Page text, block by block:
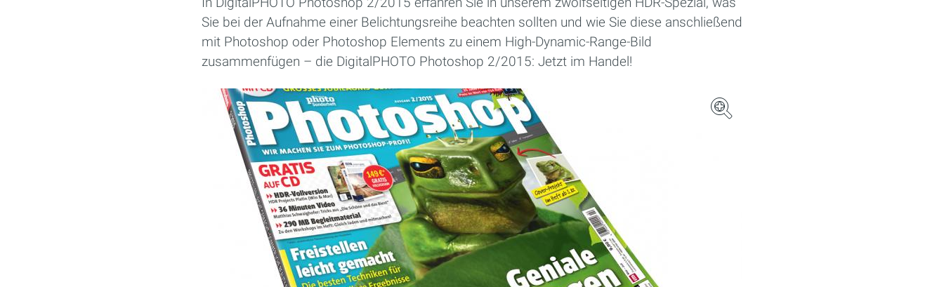
Sie bei der Aufnahme einer Belichtungsreihe beachten sollten und wie Sie diese anschließend
mit Photoshop oder Photoshop Elements zu einem High-Dynamic-Range-Bild
zusammenfügen – die DigitalPHOTO Photoshop 2/2015: Jetzt im Handel!